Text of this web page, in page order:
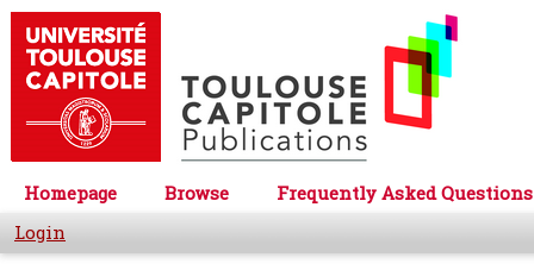
Homepage Browse
Frequently Asked Questions
Login